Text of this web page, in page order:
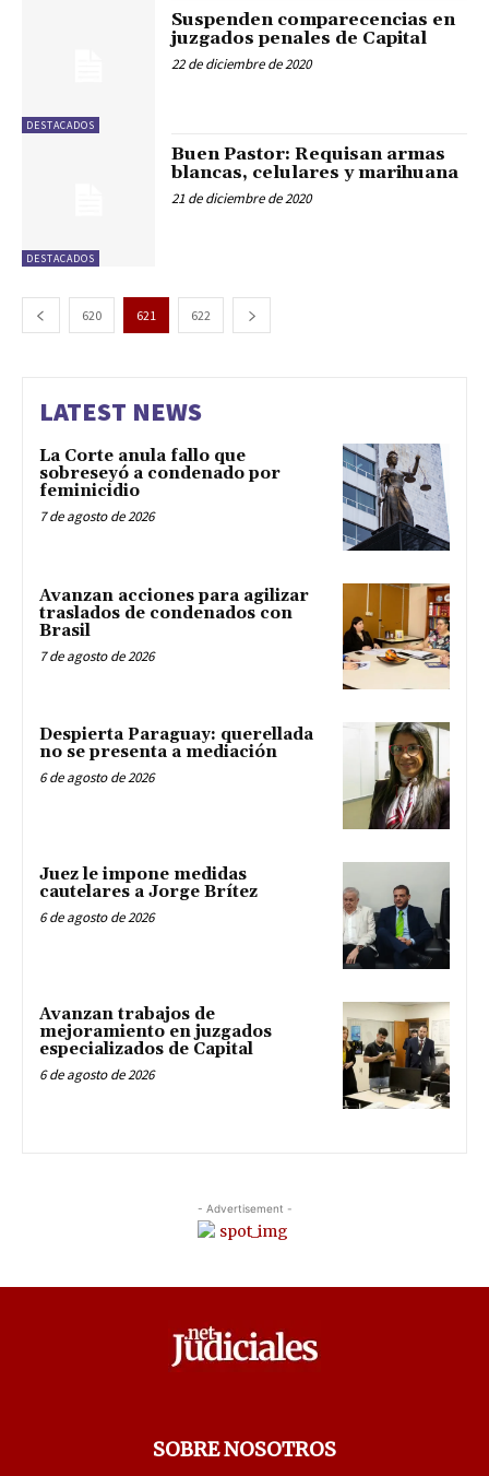
DESTACADOS
Suspenden comparecencias en
juzgados penales de Capital
22 de diciembre de 2020
DESTACADOS
Buen Pastor: Requisan armas
blancas, celulares y marihuana
21 de diciembre de 2020
620 621 622
LATEST NEWS
La Corte anula fallo que
sobreseyó a condenado por
feminicidio
7 de agosto de 2026
Avanzan acciones para agilizar
traslados de condenados con
Brasil
7 de agosto de 2026
Despierta Paraguay: querellada
no se presenta a mediación
6 de agosto de 2026
Juez le impone medidas
cautelares a Jorge Brítez
6 de agosto de 2026
Avanzan trabajos de
mejoramiento en juzgados
especializados de Capital
6 de agosto de 2026
- Advertisement -
SOBRE NOSOTROS